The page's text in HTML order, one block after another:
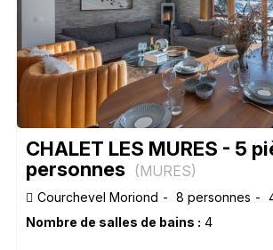
CHALET LES MURES - 5
personnes (MURES)
Courchevel Moriond 8 personnes
Nombre de salles de bains : 4